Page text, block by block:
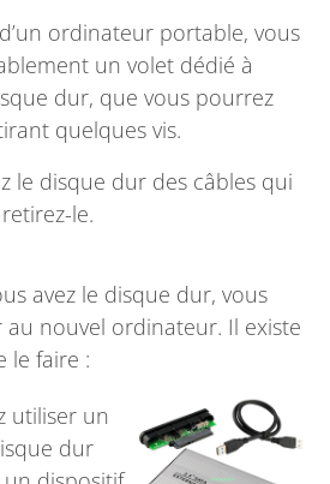
ordinateur portable, vous
un volet dédié à
dur, que vous pourrez
quelques vis.
le disque dur des câbles qui
le.
avez le disque dur, vous
au nouvel ordinateur. Il existe
le faire :
utiliser un
dur